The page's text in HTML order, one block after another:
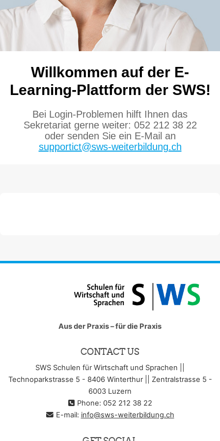
Willkommen auf der E-
Learning-Plattform der SWS!
Bei Login-Problemen hilft Ihnen das
Sekretariat gerne weiter: 052 212 38 22
oder senden Sie ein E-Mail an
supportict@sws-weiterbildung.ch
Aus der Praxis – für die Praxis
CONTACT US
SWS Schulen für Wirtschaft und Sprachen ||
Technoparkstrasse 5 - 8406 Winterthur || Zentralstrasse 5 -
6003 Luzern
Phone: 052 212 38 22
E-mail: info@sws-weiterbildung.ch